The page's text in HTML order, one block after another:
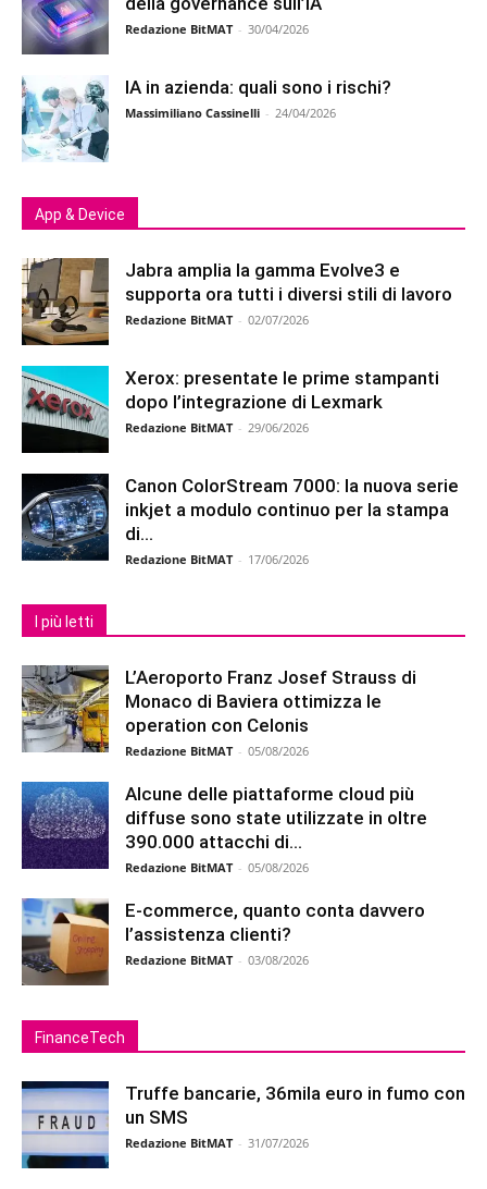
Redazione BitMAT - 30/04/2026
IA in azienda: quali sono i rischi?
Massimiliano Cassinelli - 24/04/2026
App & Device
Jabra amplia la gamma Evolve3 e
supporta ora tutti i diversi stili di lavoro
Redazione BitMAT - 02/07/2026
Xerox: presentate le prime stampanti
dopo l’integrazione di Lexmark
Redazione BitMAT - 29/06/2026
Canon ColorStream 7000: la nuova serie
inkjet a modulo continuo per la stampa
di...
Redazione BitMAT - 17/06/2026
I più letti
L’Aeroporto Franz Josef Strauss di
Monaco di Baviera ottimizza le
operation con Celonis
Redazione BitMAT - 05/08/2026
Alcune delle piattaforme cloud più
diffuse sono state utilizzate in oltre
390.000 attacchi di...
Redazione BitMAT - 05/08/2026
E-commerce, quanto conta davvero
l’assistenza clienti?
Redazione BitMAT - 03/08/2026
FinanceTech
Truffe bancarie, 36mila euro in fumo con
un SMS
Redazione BitMAT - 31/07/2026